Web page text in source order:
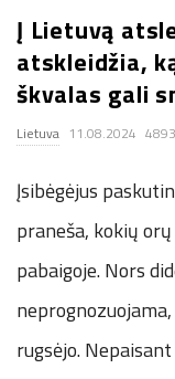
.
c
o
.
u
k
Į Lietuvą
atskleidžia,
škvalas gali
Lietuva 11.08.2024
Įsibėgėjus
praneša, kokių
pabaigoje. Nors
rugsėjo.